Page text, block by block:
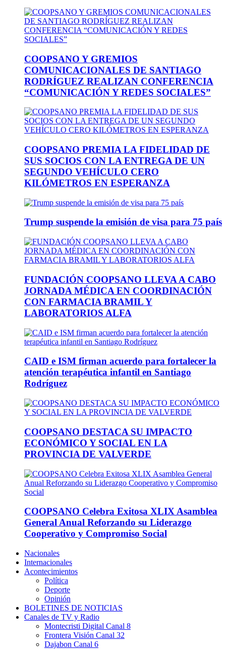
COOPSANO Y GREMIOS
COMUNICACIONALES DE SANTIAGO
RODRÍGUEZ REALIZAN CONFERENCIA
“COMUNICACIÓN Y REDES SOCIALES”
COOPSANO PREMIA LA FIDELIDAD DE
SUS SOCIOS CON LA ENTREGA DE UN
SEGUNDO VEHÍCULO CERO
KILÓMETROS EN ESPERANZA
Trump suspende la emisión de visa para 75 país
FUNDACIÓN COOPSANO LLEVA A CABO
JORNADA MÉDICA EN COORDINACIÓN
CON FARMACIA BRAMIL Y
LABORATORIOS ALFA
CAID e ISM firman acuerdo para fortalecer la
atención terapéutica infantil en Santiago
Rodríguez
COOPSANO DESTACA SU IMPACTO
ECONÓMICO Y SOCIAL EN LA
PROVINCIA DE VALVERDE
COOPSANO Celebra Exitosa XLIX Asamblea
General Anual Reforzando su Liderazgo
Cooperativo y Compromiso Social
Nacionales
Internacionales
Acontecimientos
Política
Deporte
Opinión
BOLETINES DE NOTICIAS
Canales de TV y Radio
Montecristi Digital Canal 8
Frontera Visión Canal 32
Dajabon Canal 6